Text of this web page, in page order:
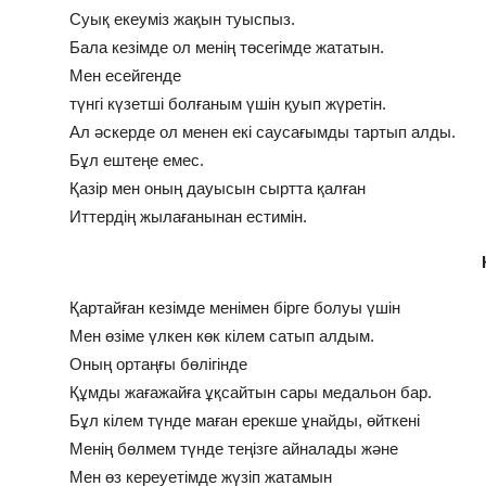
Суық екеуміз жақын туыспыз.
Бала кезімде ол менің төсегімде жататын.
Мен есейгенде
түнгі күзетші болғаным үшін қуып жүретін.
Ал әскерде ол менен екі саусағымды тартып алды.
Бұл ештеңе емес.
Қазір мен оның дауысын сыртта қалған
Иттердің жылағанынан естимін.
Қартайған кезімде менімен бірге болуы үшін
Мен өзіме үлкен көк кілем сатып алдым.
Оның ортаңғы бөлігінде
Құмды жағажайға ұқсайтын сары медальон бар.
Бұл кілем түнде маған ерекше ұнайды, өйткені
Менің бөлмем түнде теңізге айналады және
Мен өз кереуетімде жүзіп жатамын